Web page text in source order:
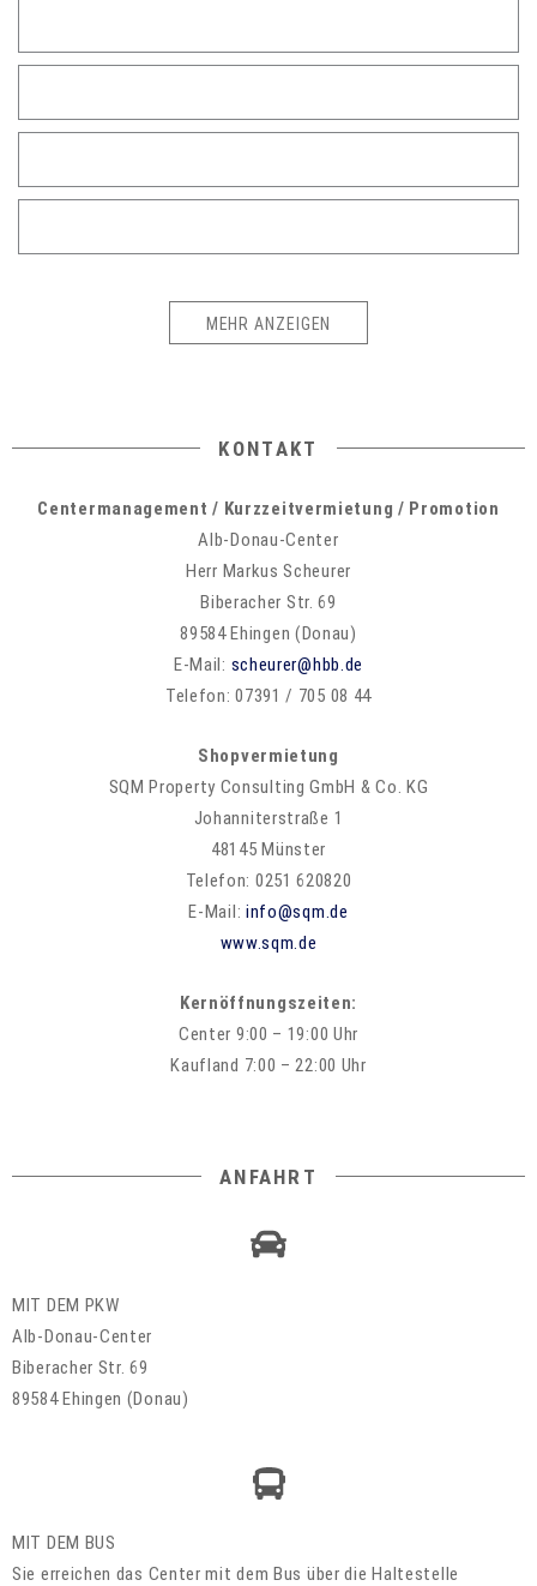
MEHR ANZEIGEN
KONTAKT
Centermanagement / Kurzzeitvermietung / Promotion
Alb-Donau-Center
Herr Markus Scheurer
Biberacher Str. 69
89584 Ehingen (Donau)
E-Mail: scheurer@hbb.de
Telefon: 07391 / 705 08 44
Shopvermietung
SQM Property Consulting GmbH & Co. KG
Johanniterstraße 1
48145 Münster
Telefon: 0251 620820
E-Mail: info@sqm.de
www.sqm.de
Kernöffnungszeiten:
Center 9:00 – 19:00 Uhr
Kaufland 7:00 – 22:00 Uhr
ANFAHRT
MIT DEM PKW
Alb-Donau-Center
Biberacher Str. 69
89584 Ehingen (Donau)
MIT DEM BUS
Sie erreichen das Center mit dem Bus über die Haltestelle